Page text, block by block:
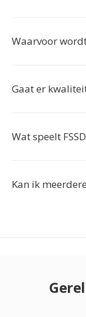
Waarvoor
Gaat er
Wat speelt
Kan ik